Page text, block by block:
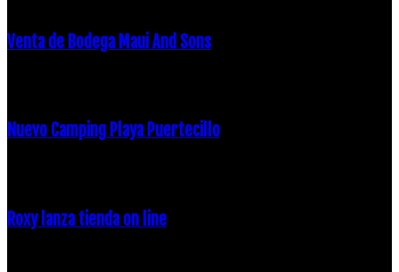
Venta de Bodega Maui And Sons
Nuevo Camping Playa Puertecillo
Roxy lanza tienda on line